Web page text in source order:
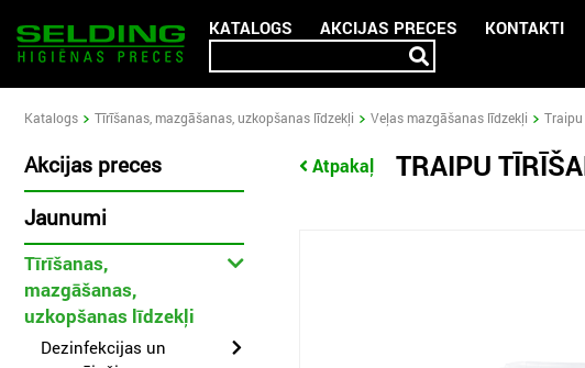
KATALOGS AKCIJAS PRECES KONTAKTI
Katalogs Tīrīšanas, mazgāšanas, uzkopšanas līdzekļi Veļas mazgāšanas līdzekļi
Akcijas preces
Jaunumi
Tīrīšanas,
mazgāšanas,
uzkopšanas līdzekļi
Dezinfekcijas un
Atpakaļ TRAIPU